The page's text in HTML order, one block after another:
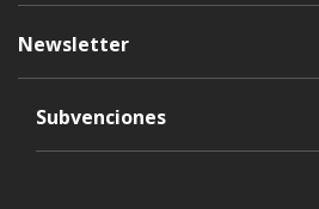
Newsletter
Subvenciones